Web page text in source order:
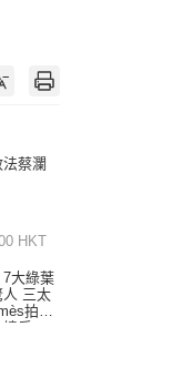
蔡瀾
HKT
7大綠葉
人 三太
拍劇
后